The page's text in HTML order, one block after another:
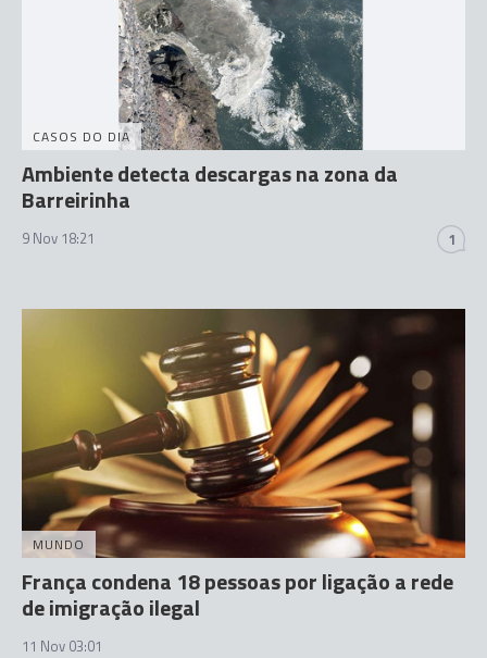
CASOS DO DIA
Ambiente detecta descargas na zona da
Barreirinha
9 Nov 18:21 1
MUNDO
França condena 18 pessoas por ligação a rede
de imigração ilegal
11 Nov 03:01